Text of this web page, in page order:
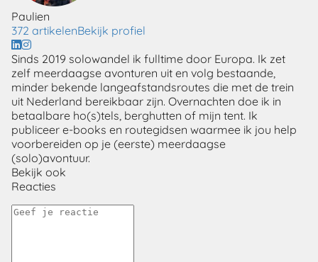
Paulien
372 artikelenBekijk profiel
Sinds 2019 solowandel ik fulltime door Europa. Ik zet
zelf meerdaagse avonturen uit en volg bestaande,
minder bekende langeafstandsroutes die met de trein
uit Nederland bereikbaar zijn. Overnachten doe ik in
betaalbare ho(s)tels, berghutten of mijn tent. Ik
publiceer e-books en routegidsen waarmee ik jou help
voorbereiden op je (eerste) meerdaagse
(solo)avontuur.
Bekijk ook
Reacties